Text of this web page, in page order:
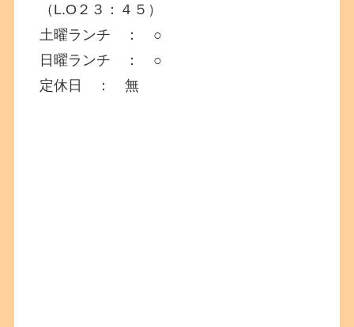
（L.O２３：４５）
土曜ランチ ： ○
日曜ランチ ： ○
定休日 ： 無